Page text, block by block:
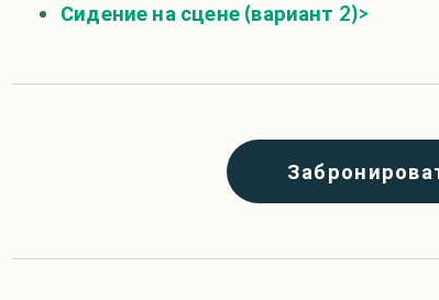
Сидение на сцене (вариант 2)>